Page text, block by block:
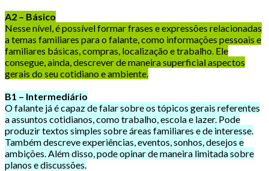
A2 – Básico
Nesse nível, é possível formar frases e expressões relacionadas
a temas familiares para o falante, como informações pessoais e
familiares básicas, compras, localização e trabalho. Ele
consegue, ainda, descrever de maneira superficial aspectos
gerais do seu cotidiano e ambiente.
B1 – Intermediário
O falante já é capaz de falar sobre os tópicos gerais referentes
a assuntos cotidianos, como trabalho, escola e lazer. Pode
produzir textos simples sobre áreas familiares e de interesse.
Também descreve experiências, eventos, sonhos, desejos e
ambições. Além disso, pode opinar de maneira limitada sobre
planos e discussões.